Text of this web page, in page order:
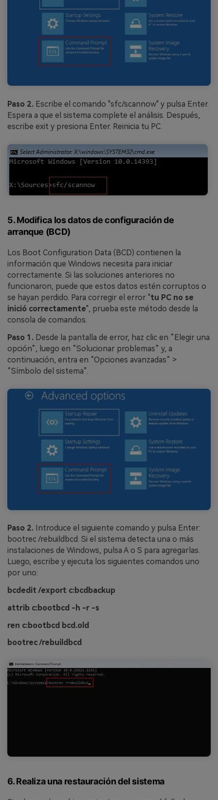
Paso 2. Escribe el comando "sfc/scannow" y pulsa Enter.
Espera a que el sistema complete el análisis. Después,
escribe exit y presiona Enter. Reinicia tu PC.
5. Modifica los datos de configuración de
arranque (BCD)
Los Boot Configuration Data (BCD) contienen la
información que Windows necesita para iniciar
correctamente. Si las soluciones anteriores no
funcionaron, puede que estos datos estén corruptos o
se hayan perdido. Para corregir el error "tu PC no se
inició correctamente", prueba este método desde la
consola de comandos.
Paso 1. Desde la pantalla de error, haz clic en “Elegir una
opción”, luego en “Solucionar problemas” y, a
continuación, entra en “Opciones avanzadas” >
“Símbolo del sistema”.
Paso 2. Introduce el siguiente comando y pulsa Enter:
bootrec /rebuildbcd. Si el sistema detecta una o más
instalaciones de Windows, pulsa A o S para agregarlas.
Luego, escribe y ejecuta los siguientes comandos uno
por uno:
bcdedit /export c:bcdbackup
attrib c:bootbcd -h -r -s
ren c:bootbcd bcd.old
bootrec /rebuildbcd
6. Realiza una restauración del sistema